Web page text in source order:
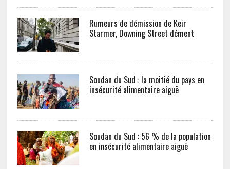
Rumeurs de démission de Keir
Starmer, Downing Street dément
Soudan du Sud : la moitié du pays en
insécurité alimentaire aiguë
Soudan du Sud : 56 % de la population
en insécurité alimentaire aiguë